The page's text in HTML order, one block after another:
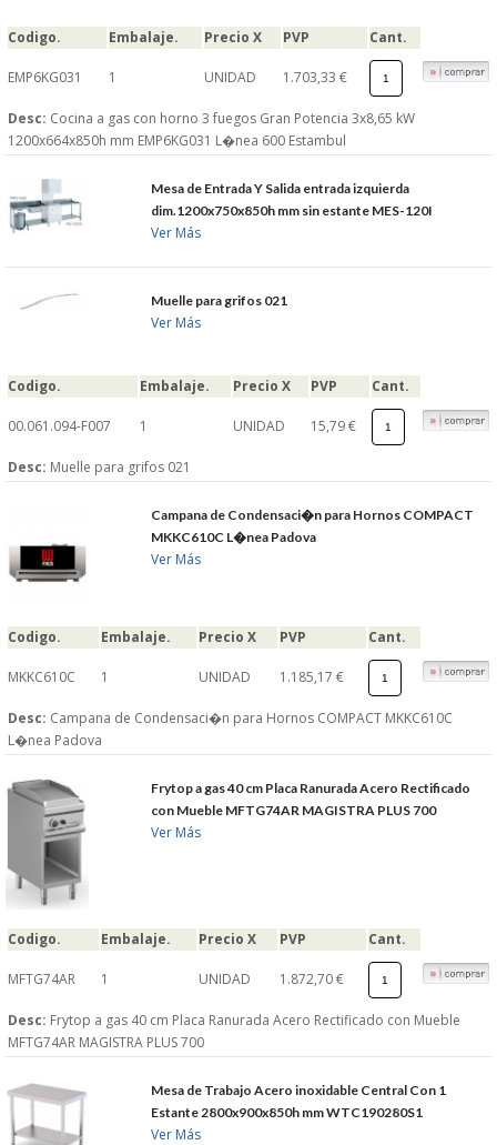
Codigo. Embalaje. Precio X PVP Cant.
EMP6KG031 1 UNIDAD 1.703,33 €
Desc: Cocina a gas con horno 3 fuegos Gran Potencia 3x8,65 kW
1200x664x850h mm EMP6KG031 L�nea 600 Estambul
Mesa de Entrada Y Salida entrada izquierda
dim.1200x750x850h mm sin estante MES-120I
Ver Más
Muelle para grifos 021
Ver Más
Codigo. Embalaje. Precio X PVP Cant.
00.061.094-F007 1 UNIDAD 15,79 €
Desc: Muelle para grifos 021
Campana de Condensaci�n para Hornos COMPACT
MKKC610C L�nea Padova
Ver Más
Codigo. Embalaje. Precio X PVP Cant.
MKKC610C 1 UNIDAD 1.185,17 €
Desc: Campana de Condensaci�n para Hornos COMPACT MKKC610C
L�nea Padova
Frytop a gas 40 cm Placa Ranurada Acero Rectificado
con Mueble MFTG74AR MAGISTRA PLUS 700
Ver Más
Codigo. Embalaje. Precio X PVP Cant.
MFTG74AR 1 UNIDAD 1.872,70 €
Desc: Frytop a gas 40 cm Placa Ranurada Acero Rectificado con Mueble
MFTG74AR MAGISTRA PLUS 700
Mesa de Trabajo Acero inoxidable Central Con 1
Estante 2800x900x850h mm WTC190280S1
Ver Más